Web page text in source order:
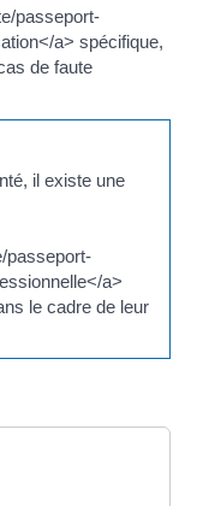
passeport-
a> spécifique,
de faute
il existe une
passeport-
a>
le cadre de leur